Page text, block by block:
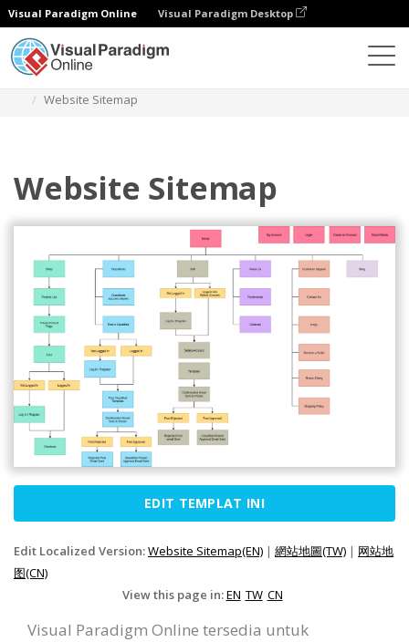
Visual Paradigm Online Visual Paradigm Desktop
Website Sitemap
Website Sitemap
EDIT TEMPLAT INI
Edit Localized Version:Website Sitemap(EN) | 網站地圖(TW) | 网站地
图(CN)
View this page in:EN TW CN
Visual Paradigm Online tersedia untuk